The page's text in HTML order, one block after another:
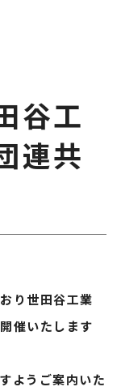
谷工
連共
り世田谷工業
催いたします
ようご案内いた